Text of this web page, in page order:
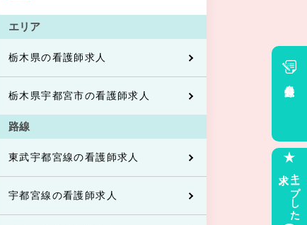
エリア
栃木県の看護師求人
栃木県宇都宮市の看護師求人
路線
東武宇都宮線の看護師求人
宇都宮線の看護師求人 キープした